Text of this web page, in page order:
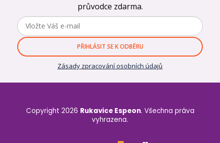
průvodce zdarma.
PŘIHLÁSIT SE K ODBĚRU
Zásady zpracování osobních údajů
Copyright 2026 Rukavice Espeon. Všechna práva
vyhrazena.